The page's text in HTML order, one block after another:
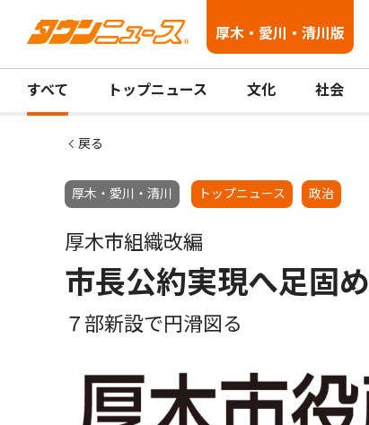
厚木・愛川・清川版
すべて トップニュース 文化 社会
戻る
厚木・愛川・清川 トップニュース 政治
厚木市組織改編
市長公約実現へ足固め
７部新設で円滑図る